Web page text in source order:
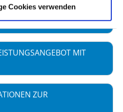
Cookies verwenden
WEITERBILDUNG
MIT
ZUR